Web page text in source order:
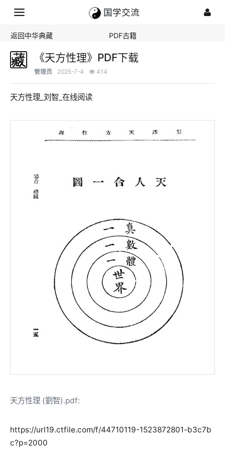
国学交流
返回中华典藏 PDF古籍
《天方性理》PDF下载
管理员 2025-7-4 414
天方性理_刘智_在线阅读
天方性理 (劉智).pdf:
https://url19.ctfile.com/f/44710119-1523872801-b3c7b
c?p=2000